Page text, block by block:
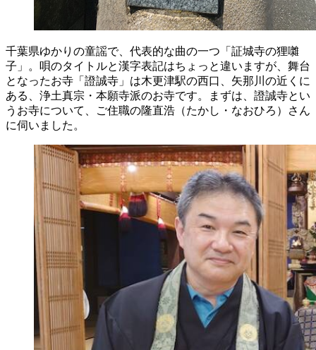
千葉県ゆかりの童謡で、代表的な曲の一つ「 証城寺の狸囃
子」。唄のタイトルと漢字表記はちょっと違いますが、舞台
となったお寺「 證誠寺 」は木更津駅の西口、 矢那 川の近くに
ある、浄土真宗・本願寺派のお寺です。まずは、證誠寺とい
うお寺について、ご住職の隆直浩（たかし・なおひろ）
さん
に伺いました。